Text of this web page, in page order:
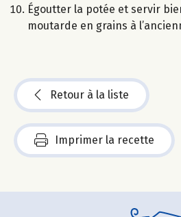
Égoutter la potée et servir
moutarde en grains à
Retour à la liste
Imprimer la recette